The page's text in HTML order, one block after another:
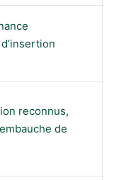
reconnus,
de